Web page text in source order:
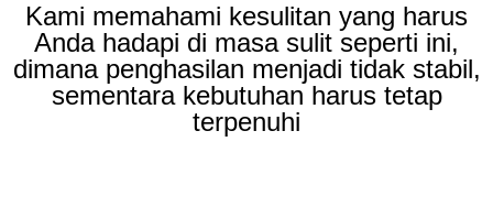
Kami memahami kesulitan yang harus
Anda hadapi di masa sulit seperti ini,
dimana penghasilan menjadi tidak stabil,
sementara kebutuhan harus tetap
terpenuhi